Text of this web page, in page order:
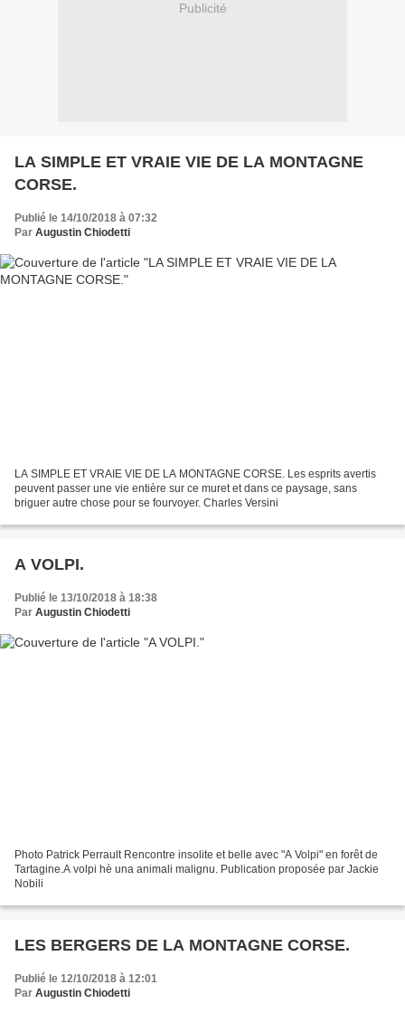
Publicité
LA SIMPLE ET VRAIE VIE DE LA MONTAGNE
CORSE.
Publié le 14/10/2018 à 07:32
Par Augustin Chiodetti
LA SIMPLE ET VRAIE VIE DE LA MONTAGNE CORSE. Les esprits avertis
peuvent passer une vie entière sur ce muret et dans ce paysage, sans
briguer autre chose pour se fourvoyer. Charles Versini
A VOLPI.
Publié le 13/10/2018 à 18:38
Par Augustin Chiodetti
Photo Patrick Perrault Rencontre insolite et belle avec "A Volpi" en forêt de
Tartagine.A volpi hè una animali malignu. Publication proposée par Jackie
Nobili
LES BERGERS DE LA MONTAGNE CORSE.
Publié le 12/10/2018 à 12:01
Par Augustin Chiodetti